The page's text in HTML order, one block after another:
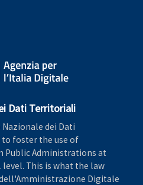
Dati Territoriali
dei Dati
foster the use of
Public Administrations at
This is what the law
Digitale